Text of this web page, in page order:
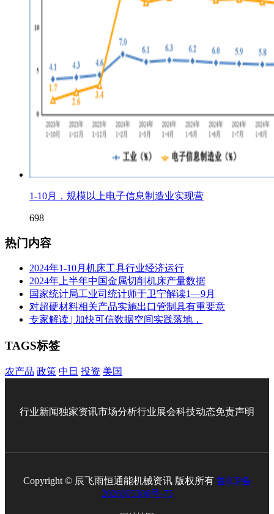
1-10月，规模以上电子信息制造业实现营
698
热门内容
2024年1-10月机床工具行业经济运行
2024年上半年中国金属切削机床产量数据
国家统计局工业司统计师于卫宁解读1—9月
对超硬材料相关产品实施出口管制具有重要意
专家解读 | 加快可信数据空间实践落地，
TAGS标签
农产品 政策 中日 投资 美国
行业新闻独家资讯市场分析行业展会科技动态免责声明
Copyright © 辰飞雨恒通能机械资讯 版权所有 鲁ICP备
2026005306号-75